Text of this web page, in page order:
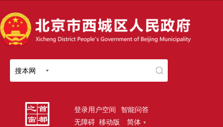
搜本网
登录用户空间 智能问答
无障碍 移动版 简体